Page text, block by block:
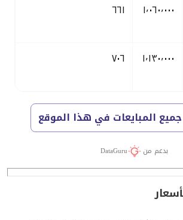
١٬٠٦٠٬٠٠٠ ٦٦١
١٬١٣٠٬٠٠٠ ٧٠٦
المبايعات في هذا الموقع
بدعم من DataGuru